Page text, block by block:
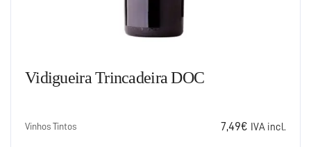
Vidigueira Trincadeira DOC
Vinhos Tintos 7,49€ IVA incl.